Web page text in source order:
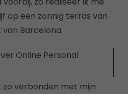
op een zonnig terras van
Barcelona.
zo verbonden met mijn